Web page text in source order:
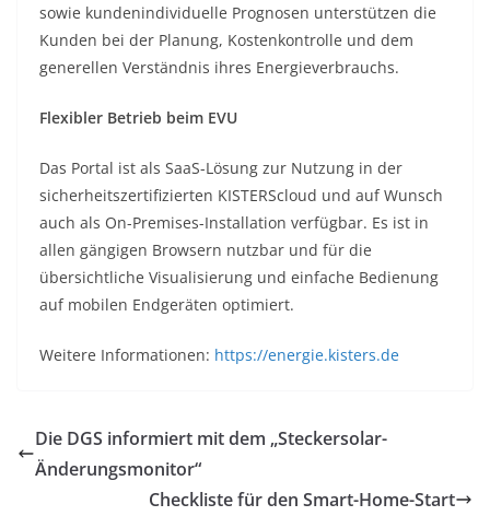
sowie kundenindividuelle Prognosen unterstützen die
Kunden bei der Planung, Kostenkontrolle und dem
generellen Verständnis ihres Energieverbrauchs.
Flexibler Betrieb beim EVU
Das Portal ist als SaaS-Lösung zur Nutzung in der
sicherheitszertifizierten KISTERScloud und auf Wunsch
auch als On-Premises-Installation verfügbar. Es ist in
allen gängigen Browsern nutzbar und für die
übersichtliche Visualisierung und einfache Bedienung
auf mobilen Endgeräten optimiert.
Weitere Informationen: https://energie.kisters.de
Die DGS informiert mit dem „Steckersolar-
Änderungsmonitor“
Checkliste für den Smart-Home-Start